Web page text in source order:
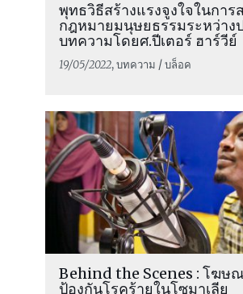
พุทธวิธีสร้างแรงจูงใจในกา
กฎหมายมนุษยธรรมระหว่าง
บทความโดยศ.ปีเตอร์ ฮาร์วีย์
19/05/2022, บทความ / บล็อค
Behind the Scenes : โฆษ
ป้องกันโรคร้ายในโซมาเลีย